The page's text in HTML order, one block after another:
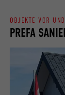
PREFA
OBJEKTE VOR
Zweck
Name